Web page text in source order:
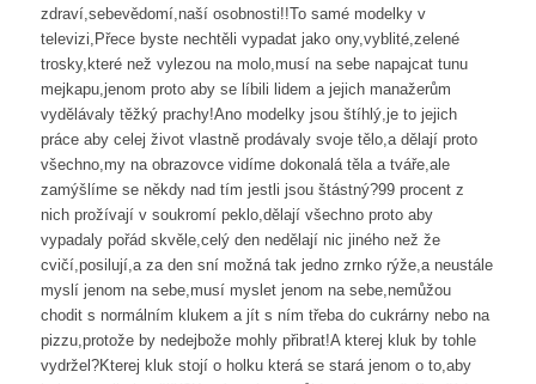
zdraví,sebevědomí,naší osobnosti!!To samé modelky v
televizi,Přece byste nechtěli vypadat jako ony,vyblité,zelené
trosky,které než vylezou na molo,musí na sebe napajcat tunu
mejkapu,jenom proto aby se líbili lidem a jejich manažerům
vydělávaly těžký prachy!Ano modelky jsou štíhlý,je to jejich
práce aby celej život vlastně prodávaly svoje tělo,a dělají proto
všechno,my na obrazovce vidíme dokonalá těla a tváře,ale
zamýšlíme se někdy nad tím jestli jsou štástný?99 procent z
nich prožívají v soukromí peklo,dělají všechno proto aby
vypadaly pořád skvěle,celý den nedělají nic jiného než že
cvičí,posilují,a za den sní možná tak jedno zrnko rýže,a neustále
myslí jenom na sebe,musí myslet jenom na sebe,nemůžou
chodit s normálním klukem a jít s ním třeba do cukrárny nebo na
pizzu,protože by nedejbože mohly přibrat!A kterej kluk by tohle
vydržel?Kterej kluk stojí o holku která se stará jenom o to,aby